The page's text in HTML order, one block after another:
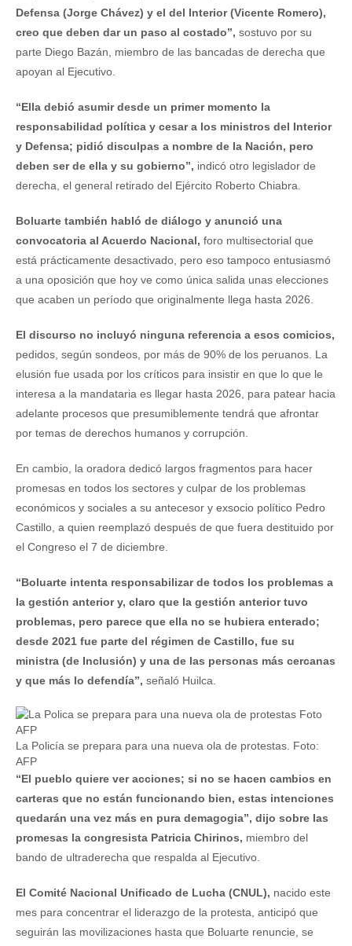
Defensa (Jorge Chávez) y el del Interior (Vicente Romero),
creo que deben dar un paso al costado”, sostuvo por su
parte Diego Bazán, miembro de las bancadas de derecha que
apoyan al Ejecutivo.
“Ella debió asumir desde un primer momento la
responsabilidad política y cesar a los ministros del Interior
y Defensa; pidió disculpas a nombre de la Nación, pero
deben ser de ella y su gobierno”, indicó otro legislador de
derecha, el general retirado del Ejército Roberto Chiabra.
Boluarte también habló de diálogo y anunció una
convocatoria al Acuerdo Nacional, foro multisectorial que
está prácticamente desactivado, pero eso tampoco entusiasmó
a una oposición que hoy ve como única salida unas elecciones
que acaben un período que originalmente llega hasta 2026.
El discurso no incluyó ninguna referencia a esos comicios,
pedidos, según sondeos, por más de 90% de los peruanos. La
elusión fue usada por los críticos para insistir en que lo que le
interesa a la mandataria es llegar hasta 2026, para patear hacia
adelante procesos que presumiblemente tendrá que afrontar
por temas de derechos humanos y corrupción.
En cambio, la oradora dedicó largos fragmentos para hacer
promesas en todos los sectores y culpar de los problemas
económicos y sociales a su antecesor y exsocio político Pedro
Castillo, a quien reemplazó después de que fuera destituido por
el Congreso el 7 de diciembre.
“Boluarte intenta responsabilizar de todos los problemas a
la gestión anterior y, claro que la gestión anterior tuvo
problemas, pero parece que ella no se hubiera enterado;
desde 2021 fue parte del régimen de Castillo, fue su
ministra (de Inclusión) y una de las personas más cercanas
y que más lo defendía”, señaló Huilca.
La Policía se prepara para una nueva ola de protestas. Foto:
AFP
“El pueblo quiere ver acciones; si no se hacen cambios en
carteras que no están funcionando bien, estas intenciones
quedarán una vez más en pura demagogia”, dijo sobre las
promesas la congresista Patricia Chirinos, miembro del
bando de ultraderecha que respalda al Ejecutivo.
El Comité Nacional Unificado de Lucha (CNUL), nacido este
mes para concentrar el liderazgo de la protesta, anticipó que
seguirán las movilizaciones hasta que Boluarte renuncie, se